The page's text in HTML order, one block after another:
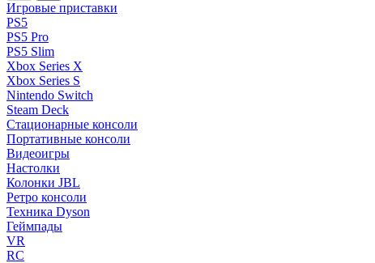
Игровые приставки
PS5
PS5 Pro
PS5 Slim
Xbox Series X
Xbox Series S
Nintendo Switch
Steam Deck
Стационарные консоли
Портативные консоли
Видеоигры
Настолки
Колонки JBL
Ретро консоли
Техника Dyson
Геймпады
VR
RC